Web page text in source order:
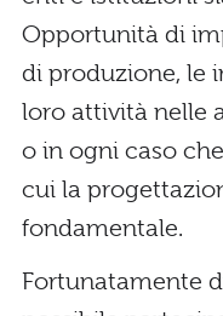
Opportunità di
di produzione, le
loro attività nelle
o in ogni caso
cui la
fondamentale.
Fortunatamente